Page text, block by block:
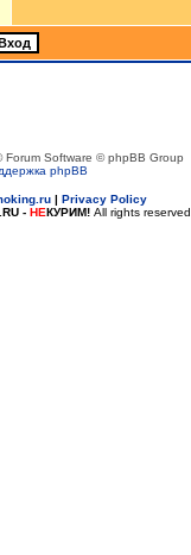
Forum Software © phpBB Group
phpBB
| Privacy Policy
- НЕКУРИМ! All rights reserved.